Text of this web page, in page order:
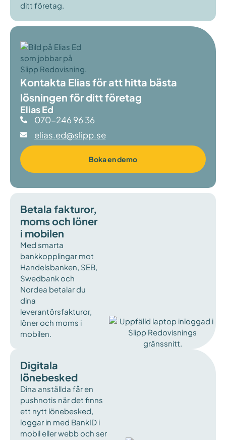
ditt företag.
Kontakta Elias för att hitta bästa
lösningen för ditt företag
Elias Ed
070-246 96 36
elias.ed@slipp.se
Boka en demo
Betala fakturor,
moms och löner
i mobilen
Med smarta
bankkopplingar mot
Handelsbanken, SEB,
Swedbank och
Nordea betalar du
dina
leverantörsfakturor,
löner och moms i
mobilen.
Digitala
lönebesked
Dina anställda får en
pushnotis när det finns
ett nytt lönebesked,
loggar in med BankID i
mobil eller webb och ser